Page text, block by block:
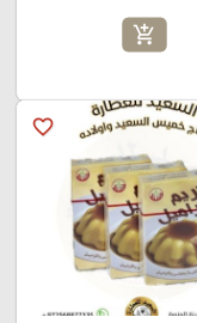
add_shopping_cart
favorite_border